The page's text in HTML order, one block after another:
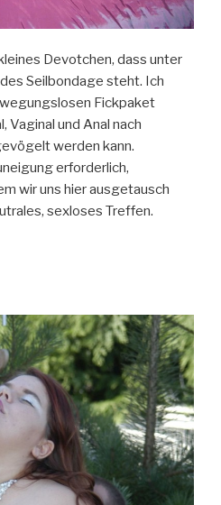
Devotchen, dass unter
Seilbondage steht. Ich
Fickpaket
Vaginal und Anal nach
werden kann.
erforderlich,
wir uns hier ausgetausch
sexloses Treffen.